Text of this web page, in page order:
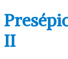
II